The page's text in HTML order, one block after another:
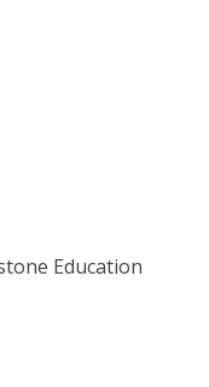
Education